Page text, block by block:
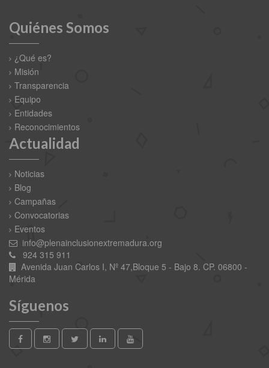
Quiénes Somos
¿Qué es?
Misión
Transparencia
Equipo
Entidades
Reconocimientos
Actualidad
Noticias
Blog
Campañas
Convocatorias
Eventos
info@plenainclusionextremadura.org
924 315 911
Avenida Juan Carlos I, Nº 47,Bloque 5 - Bajo 8. CP. 06800 -
Mérida
Síguenos